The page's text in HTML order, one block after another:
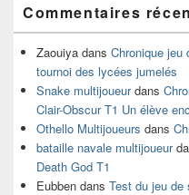
Commentaires
Zaouiya dans Chronique
tournoi des lycées jumelés
Snake multijoueurdans
Clair-Obscur T1 Un élève
Othello Multijoueurs dans
bataille navale multijoueur
Death God T1
Eubben dans Test du jeu de